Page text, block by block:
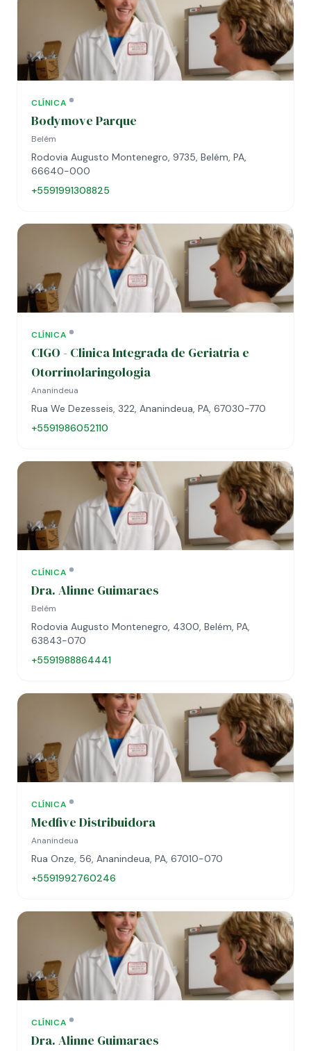
CLÍNICA
Bodymove Parque
Belém
Rodovia Augusto Montenegro, 9735, Belém, PA,
66640-000
+5591991308825
CLÍNICA
CIGO - Clinica Integrada de Geriatria e
Otorrinolaringologia
Ananindeua
Rua We Dezesseis, 322, Ananindeua, PA, 67030-770
+5591986052110
CLÍNICA
Dra. Alinne Guimaraes
Belém
Rodovia Augusto Montenegro, 4300, Belém, PA,
63843-070
+5591988864441
CLÍNICA
Medfive Distribuidora
Ananindeua
Rua Onze, 56, Ananindeua, PA, 67010-070
+5591992760246
CLÍNICA
Dra. Alinne Guimaraes